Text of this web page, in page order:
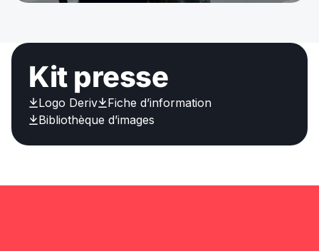
Kit presse
Logo Deriv
Fiche d’information
Bibliothèque d’images